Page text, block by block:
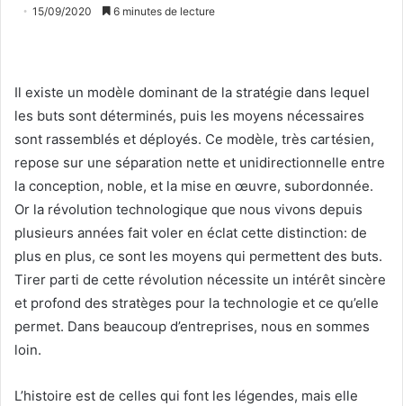
15/09/2020 6 minutes de lecture
Il existe un modèle dominant de la stratégie dans lequel
les buts sont déterminés, puis les moyens nécessaires
sont rassemblés et déployés. Ce modèle, très cartésien,
repose sur une séparation nette et unidirectionnelle entre
la conception, noble, et la mise en œuvre, subordonnée.
Or la révolution technologique que nous vivons depuis
plusieurs années fait voler en éclat cette distinction: de
plus en plus, ce sont les moyens qui permettent des buts.
Tirer parti de cette révolution nécessite un intérêt sincère
et profond des stratèges pour la technologie et ce qu’elle
permet. Dans beaucoup d’entreprises, nous en sommes
loin.
L’histoire est de celles qui font les légendes, mais elle